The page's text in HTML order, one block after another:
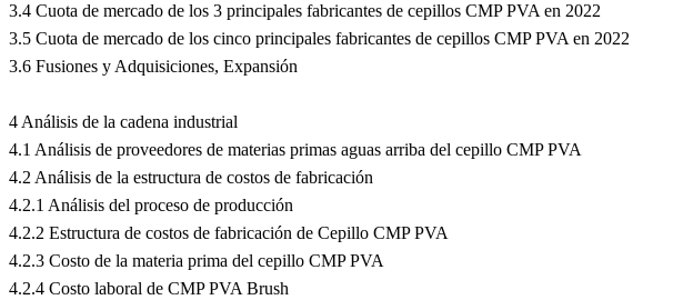
3.4 Cuota de mercado de los 3 principales fabricantes de cepillos CMP PVA en 2022
3.5 Cuota de mercado de los cinco principales fabricantes de cepillos CMP PVA en 2022
3.6 Fusiones y Adquisiciones, Expansión
4 Análisis de la cadena industrial
4.1 Análisis de proveedores de materias primas aguas arriba del cepillo CMP PVA
4.2 Análisis de la estructura de costos de fabricación
4.2.1 Análisis del proceso de producción
4.2.2 Estructura de costos de fabricación de Cepillo CMP PVA
4.2.3 Costo de la materia prima del cepillo CMP PVA
4.2.4 Costo laboral de CMP PVA Brush